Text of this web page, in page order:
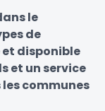
le
de
disponible
et un service
communes